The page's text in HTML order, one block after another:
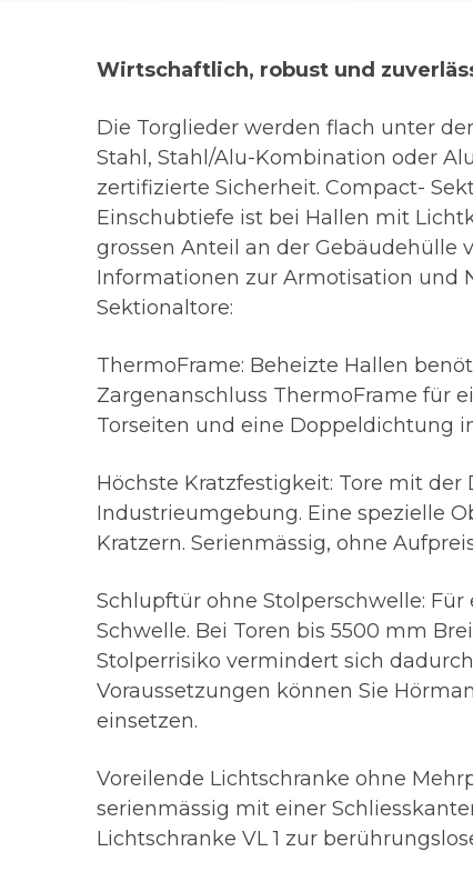
Wirtschaftlich, robust und
Die Torglieder werden flach unter
Stahl, Stahl/Alu-Kombination oder
zertifizierte Sicherheit. Compact-
Einschubtiefe ist bei Hallen mit
grossen Anteil an der Gebäudehülle
Informationen zur Armotisation und
Sektionaltore:
ThermoFrame: Beheizte Hallen
Zargenanschluss ThermoFrame für
Torseiten und eine Doppeldichtung
Höchste Kratzfestigkeit: Tore mit
Industrieumgebung. Eine spezielle
Kratzern. Serienmässig, ohne
Schlupftür ohne Stolperschwelle:
Schwelle. Bei Toren bis 5500 mm
Stolperrisiko vermindert sich
Voraussetzungen können Sie
einsetzen.
Voreilende Lichtschranke ohne
serienmässig mit einer
Lichtschranke VL 1 zur